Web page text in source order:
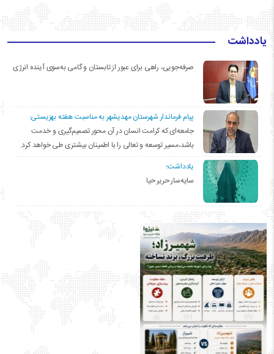
یادداشت
صرفه‌جویی، راهی برای عبور از تابستان و گامی به‌سوی آینده انرژی
پیام فرماندار شهرستان مهدیشهر به مناسبت هفته بهزیستی:
جامعه‌ای که کرامت انسان در آن محور تصمیم‌گیری و خدمت
باشد،مسیر توسعه و تعالی را با اطمینان بیشتری طی خواهد کرد.
یادداشت؛
سایه‌سار حریر حیا